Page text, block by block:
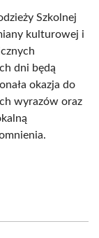
Szkolnej
kulturowej i
dni będą
okazja do
wyrazów oraz